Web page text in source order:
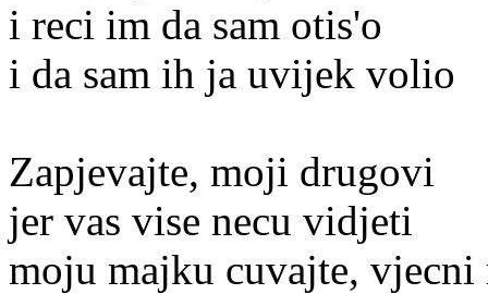
i reci im da sam otis'o
i da sam ih ja uvijek volio
Zapjevajte, moji drugovi
jer vas vise necu vidjeti
moju majku cuvajte, vjecni